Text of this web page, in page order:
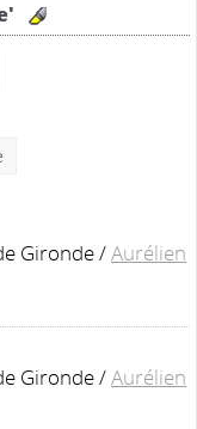
Gironde/Aurélien
Gironde/Aurélien